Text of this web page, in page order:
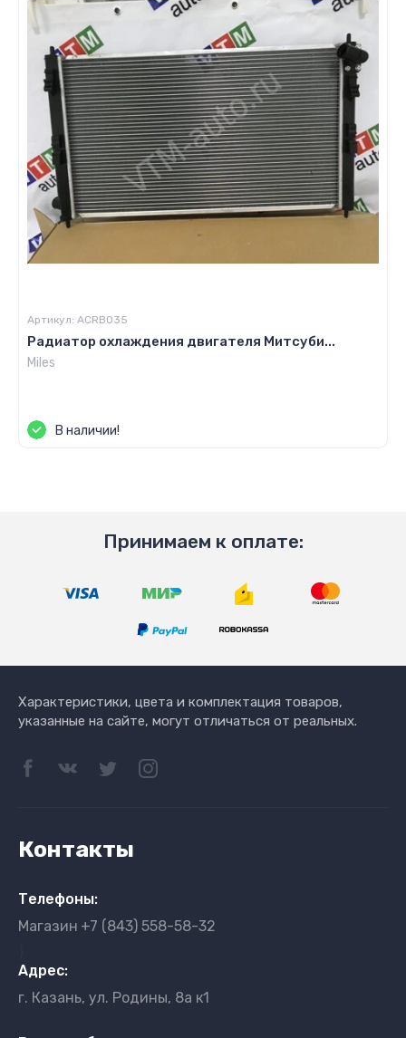
Артикул: ACRB035
Радиатор охлаждения двигателя Митсуби...
Miles
В наличии!
Принимаем к оплате:
Характеристики, цвета и комплектация товаров,
указанные на сайте, могут отличаться от реальных.
Контакты
Телефоны:
Магазин +7 (843) 558-58-32
Адрес:
г. Казань, ул. Родины, 8а к1